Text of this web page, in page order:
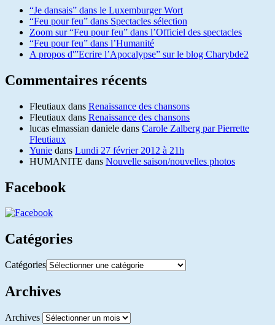
“Je dansais” dans le Luxemburger Wort
“Feu pour feu” dans Spectacles sélection
Zoom sur “Feu pour feu” dans l’Officiel des spectacles
“Feu pour feu” dans l’Humanité
A propos d'”Ecrire l’Apocalypse” sur le blog Charybde2
Commentaires récents
Fleutiaux dans Renaissance des chansons
Fleutiaux dans Renaissance des chansons
lucas elmassian daniele dans Carole Zalberg par Pierrette
Fleutiaux
Yunie dans Lundi 27 février 2012 à 21h
HUMANITE dans Nouvelle saison/nouvelles photos
Facebook
Catégories
Catégories
Archives
Archives